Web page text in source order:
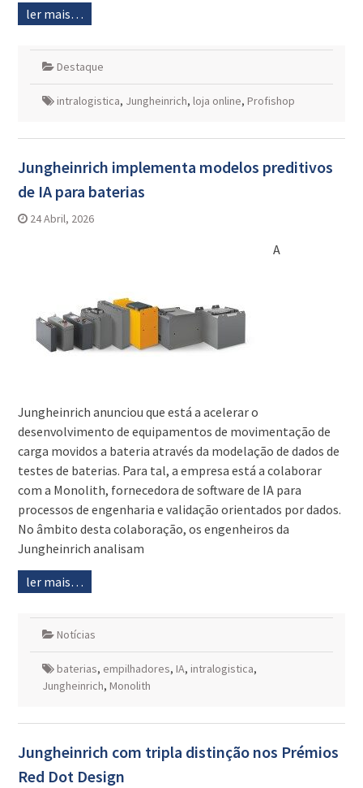
ler mais…
Destaque
intralogistica, Jungheinrich, loja online, Profishop
Jungheinrich implementa modelos preditivos
de IA para baterias
24 Abril, 2026
A
Jungheinrich anunciou que está a acelerar o
desenvolvimento de equipamentos de movimentação de
carga movidos a bateria através da modelação de dados de
testes de baterias. Para tal, a empresa está a colaborar
com a Monolith, fornecedora de software de IA para
processos de engenharia e validação orientados por dados.
No âmbito desta colaboração, os engenheiros da
Jungheinrich analisam
ler mais…
Notícias
baterias, empilhadores, IA, intralogistica,
Jungheinrich, Monolith
Jungheinrich com tripla distinção nos Prémios
Red Dot Design